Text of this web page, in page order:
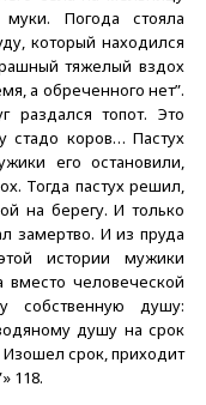
Погода стояла
который находился
тяжелый вздох
а обреченного нет”.
раздался топот. Это
стадо коров… Пастух
его остановили,
Тогда пастух решил,
на берегу. И только
замертво. И из пруда
истории мужики
человеческой
собственную душу:
душу на срок
Изошел срок, приходит
118.